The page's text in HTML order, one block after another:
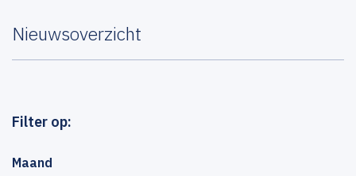
Nieuwsoverzicht
Filter op:
Maand